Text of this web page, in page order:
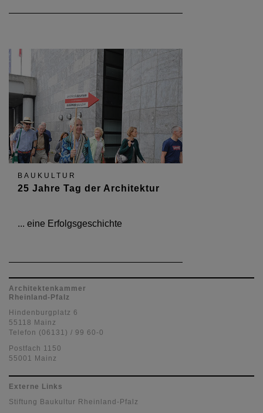
BAUKULTUR
25 Jahre Tag der Architektur
... eine Erfolgsgeschichte
Architektenkammer
Rheinland-Pfalz
Hindenburgplatz 6
55118 Mainz
Telefon (06131) / 99 60-0
Postfach 1150
55001 Mainz
Externe Links
Stiftung Baukultur Rheinland-Pfalz